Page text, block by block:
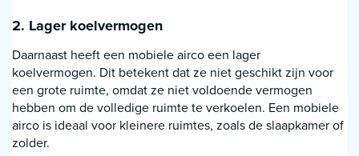
2. Lager koelvermogen
Daarnaast heeft een mobiele airco een lager
koelvermogen. Dit betekent dat ze niet geschikt zijn voor
een grote ruimte, omdat ze niet voldoende vermogen
hebben om de volledige ruimte te verkoelen. Een mobiele
airco is ideaal voor kleinere ruimtes, zoals de slaapkamer of
zolder.